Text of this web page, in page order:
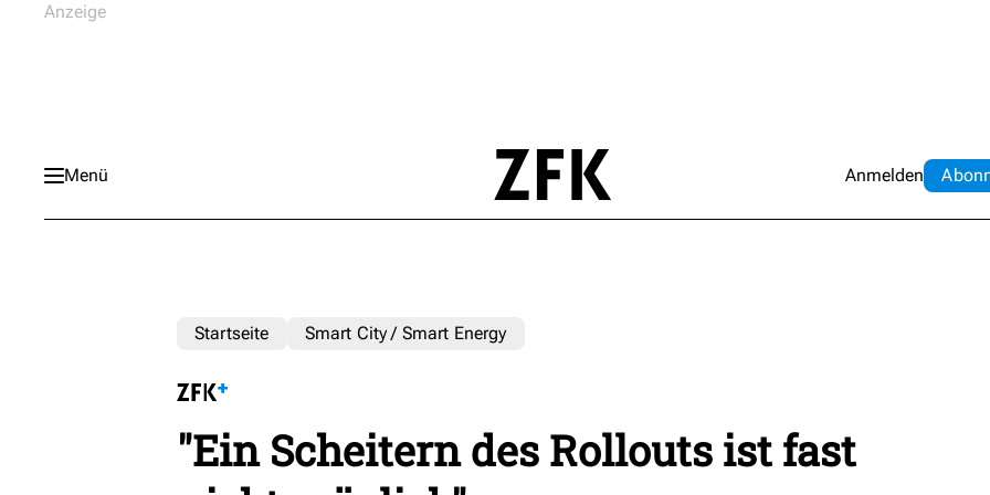
Menü Anmelden Abo
Startseite Smart City / Smart Energy
"Ein Scheitern des Rollouts ist fast